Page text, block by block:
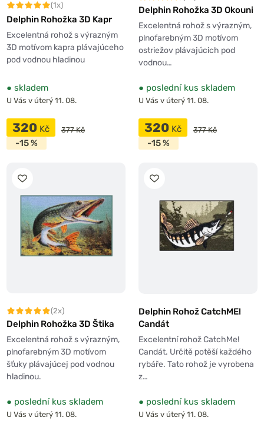
(1x)
Delphin Rohožka 3D Kapr
Excelentná rohož s výrazným
3D motívom kapra plávajúceho
pod vodnou hladinou
● skladem
U Vás v úterý 11. 08.
320 Kč 377 Kč
-15 %
Delphin Rohožka 3D Okouni
Excelentná rohož s výrazným,
plnofarebným 3D motívom
ostriežov plávajúcich pod
vodnou…
● poslední kus skladem
U Vás v úterý 11. 08.
320 Kč 377 Kč
-15 %
(2x)
Delphin Rohožka 3D Štika
Excelentná rohož s výrazným,
plnofarebným 3D motívom
šťuky plávajúcej pod vodnou
hladinou.
● poslední kus skladem
U Vás v úterý 11. 08.
Delphin Rohož CatchME!
Candát
Excelentní rohož CatchMe!
Candát. Určitě potěší každého
rybáře. Tato rohož je vyrobena
z…
● poslední kus skladem
U Vás v úterý 11. 08.